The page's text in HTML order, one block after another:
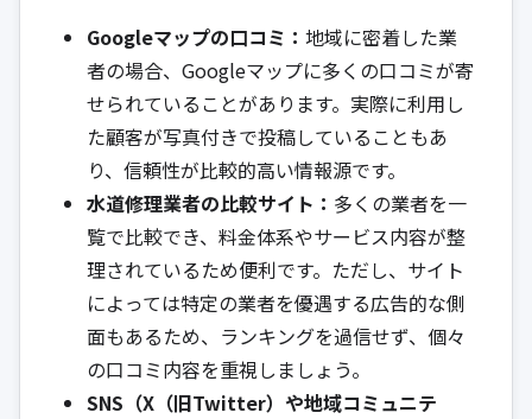
Googleマップの口コミ： 地域に密着した業
者の場合、Googleマップに多くの口コミが寄
せられていることがあります。実際に利用し
た顧客が写真付きで投稿していることもあ
り、信頼性が比較的高い情報源です。
水道修理業者の比較サイト： 多くの業者を一
覧で比較でき、料金体系やサービス内容が整
理されているため便利です。ただし、サイト
によっては特定の業者を優遇する広告的な側
面もあるため、ランキングを過信せず、個々
の口コミ内容を重視しましょう。
SNS（X（旧Twitter）や地域コミュニテ